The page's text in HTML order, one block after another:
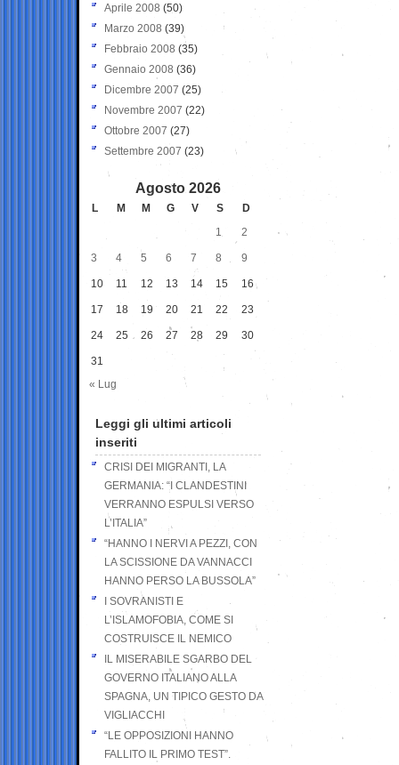
Aprile 2008 (50)
Marzo 2008 (39)
Febbraio 2008 (35)
Gennaio 2008 (36)
Dicembre 2007 (25)
Novembre 2007 (22)
Ottobre 2007 (27)
Settembre 2007 (23)
Agosto 2026
L M M G V S
D
1
2
3 4 5 6 7 8 9
10 11 12 13 14 15 16
17 18 19 20 21 22 23
24 25 26 27 28 29 30
31
« Lug
Leggi gli ultimi articoli
inseriti
CRISI DEI MIGRANTI, LA
GERMANIA: “I CLANDESTINI
VERRANNO ESPULSI VERSO
L’ITALIA”
“HANNO I NERVI A PEZZI, CON
LA SCISSIONE DA VANNACCI
HANNO PERSO LA BUSSOLA”
I SOVRANISTI E
L’ISLAMOFOBIA, COME SI
COSTRUISCE IL NEMICO
IL MISERABILE SGARBO DEL
GOVERNO ITALIANO ALLA
SPAGNA, UN TIPICO GESTO DA
VIGLIACCHI
“LE OPPOSIZIONI HANNO
FALLITO IL PRIMO TEST”.